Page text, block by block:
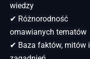
wiedzy
✔ Różnorodność
omawianych tematów
✔ Baza faktów, mitów i